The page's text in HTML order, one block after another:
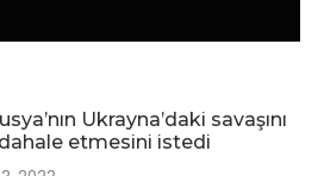
Ukrayna’daki savaşını
etmesini istedi